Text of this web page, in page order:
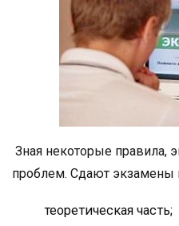
Зная некоторые правила,
проблем. Сдают экзамены
теоретическая часть;